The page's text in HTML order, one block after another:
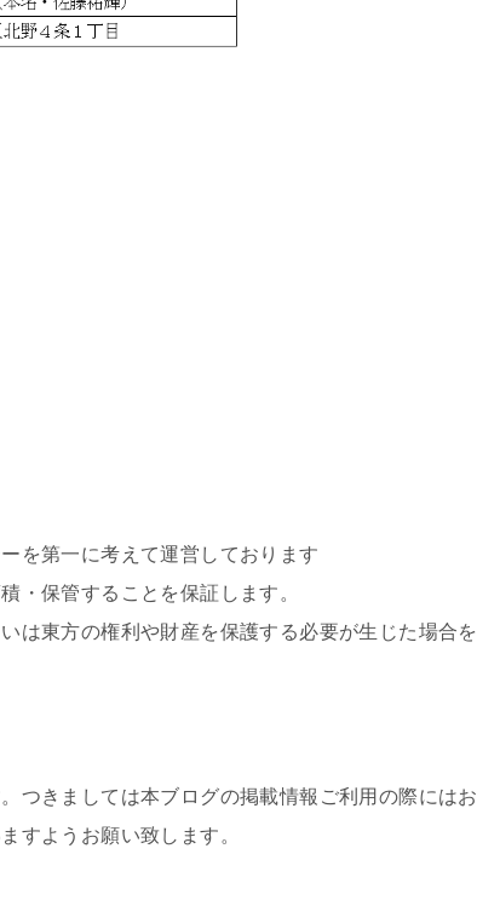
を第一に考えて運営しております
・保管することを保証します。
は東方の権利や財産を保護する必要が生じた場合を
つきましては本ブログの掲載情報ご利用の際にはお
すようお願い致します。